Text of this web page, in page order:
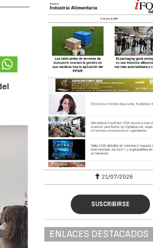
21/07/2026
SUSCRIBIRSE
ENLACES DESTACADOS